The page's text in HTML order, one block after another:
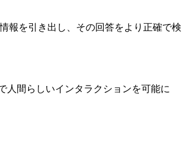
報を引き出し、その回答をより正確で検
人間らしいインタラクションを可能に